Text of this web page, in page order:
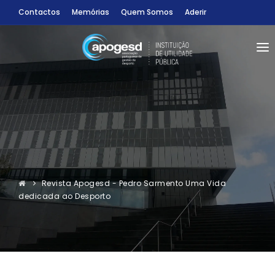
Contactos Memórias Quem Somos Aderir
CONDIÇÕES
Sócio
Sócio-Estudantes
INFORMAÇÕES
CONGRESSOS
PROGRAMAS
RECURSOS BIBLIOGRÁFICOS
PT
Revista Apogesd - Pedro Sarmento Uma Vida
dedicada ao Desporto